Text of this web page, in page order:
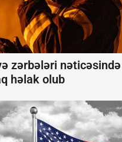
zərbələri
həlak olub